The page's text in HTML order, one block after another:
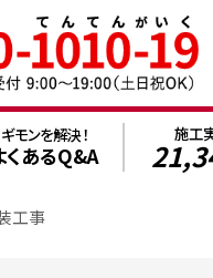
ギモンを解決！
くあるQ&A
施工
工事